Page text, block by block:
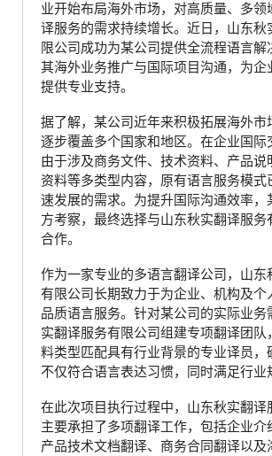
业开始布局海外市场，对高质量、多领
译服务的需求持续增长。近日，山东秋
限公司成功为某公司提供全流程语言解
其海外业务推广与国际项目沟通，为企
提供专业支持。
据了解，某公司近年来积极拓展海外市
逐步覆盖多个国家和地区。在企业国际
由于涉及商务文件、技术资料、产品说
资料等多类型内容，原有语言服务模式
速发展的需求。为提升国际沟通效率，
方考察，最终选择与山东秋实翻译服务
合作。
作为一家专业的多语言翻译公司，山东
有限公司长期致力于为企业、机构及个
品质语言服务。针对某公司的实际业务
实翻译服务有限公司组建专项翻译团队
料类型匹配具有行业背景的专业译员，
不仅符合语言表达习惯，同时满足行业
在此次项目执行过程中，山东秋实翻译
主要承担了多项翻译工作，包括企业介
产品技术文档翻译、商务合同翻译以及